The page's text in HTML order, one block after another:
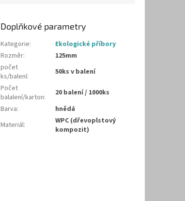
Doplňkové parametry
Kategorie:
Ekologické příbory
Rozměr:
125mm
počet
ks/balení:
50ks v balení
Počet
balalení/karton:
20 balení / 1000ks
Barva:
hnědá
Materiál:
WPC (dřevoplstový
kompozit)